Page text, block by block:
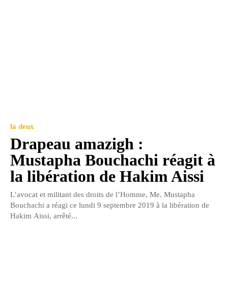
la deux
Drapeau amazigh :
Mustapha Bouchachi réagit à
la libération de Hakim Aissi
L’avocat et militant des droits de l’Homme, Me. Mustapha
Bouchachi a réagi ce lundi 9 septembre 2019 à la libération de
Hakim Aissi, arrêté...